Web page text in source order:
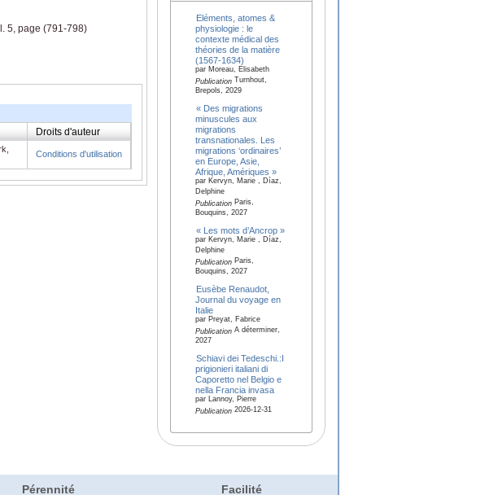
5, page (791-798)
Droits d'auteur
Conditions d'utilisation
Eléments, atomes &
physiologie : le
contexte médical des
théories de la matière
(1567-1634)
par Moreau, Elisabeth
PublicationTurnhout,
Brepols, 2029
« Des migrations
minuscules aux
migrations
transnationales. Les
migrations ‘ordinaires’
en Europe, Asie,
Afrique, Amériques »
par Kervyn, Marie , Díaz,
Delphine
PublicationParis,
Bouquins, 2027
« Les mots d’Ancrop »
par Kervyn, Marie , Díaz,
Delphine
PublicationParis,
Bouquins, 2027
Eusèbe Renaudot,
Journal du voyage en
Italie
par Preyat, Fabrice
PublicationA déterminer,
2027
Schiavi dei Tedeschi.:I
prigionieri italiani di
Caporetto nel Belgio e
nella Francia invasa
par Lannoy, Pierre
Publication2026-12-31
Pérennité Facilité